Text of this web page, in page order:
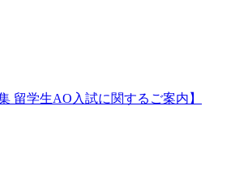
留学生AO入試に関するご案内】